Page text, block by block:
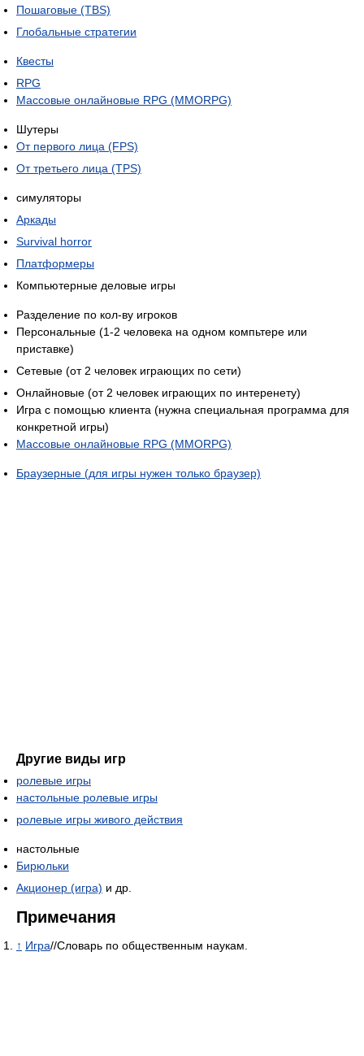
Пошаговые (TBS)
Глобальные стратегии
Квесты
RPG
Массовые онлайновые RPG (MMORPG)
Шутеры
От первого лица (FPS)
От третьего лица (TPS)
симуляторы
Аркады
Survival horror
Платформеры
Компьютерные деловые игры
Разделение по кол-ву игроков
Персональные (1-2 человека на одном компьтере или
приставке)
Сетевые (от 2 человек играющих по сети)
Онлайновые (от 2 человек играющих по интеренету)
Игра с помощью клиента (нужна специальная программа для
конкретной игры)
Массовые онлайновые RPG (MMORPG)
Браузерные (для игры нужен только браузер)
Другие виды игр
ролевые игры
настольные ролевые игры
ролевые игры живого действия
настольные
Бирюльки
Акционер (игра) и др.
Примечания
↑ Игра//Словарь по общественным наукам.